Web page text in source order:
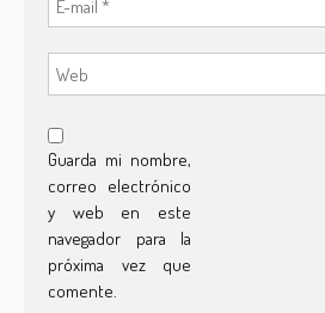
Guarda mi nombre,
correo electrónico
y web en este
navegador para la
próxima vez que
comente.